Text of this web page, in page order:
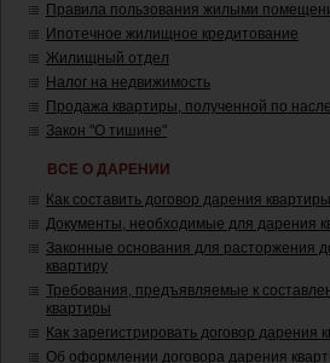
Правила пользования жилыми
Ипотечное жилищное кредитование
Жилищный отдел
Налог на недвижимость
Продажа квартиры, полученной по
Закон "О тишине"
ВСЕ О ДАРЕНИИ
Как составить договор дарения
Документы, необходимые для дарения
Законные основания для расторжения
квартиру
Требования, предъявляемые к
квартиры
Как зарегистрировать договор дарения
Об оформлении договора дарения